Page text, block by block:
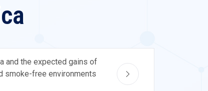
and the expected gains of
smoke-free environments